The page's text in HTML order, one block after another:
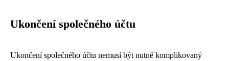
Ukončení společného účtu
Ukončení společného účtu nemusí být nutně komplikovaný